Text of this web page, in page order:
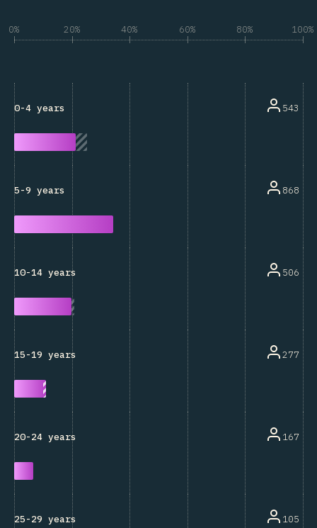
0% 20% 40% 60% 80% 100%
0-4 years 543
5-9 years 868
10-14 years 506
15-19 years 277
20-24 years 167
25-29 years 105